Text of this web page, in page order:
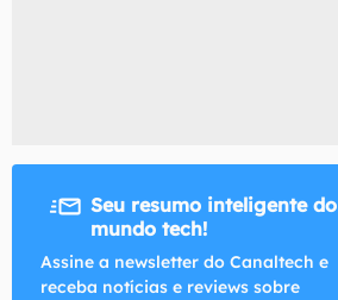
Seu resumo inteligente do
mundo tech!
Assine a newsletter do Canaltech e
receba notícias e reviews sobre